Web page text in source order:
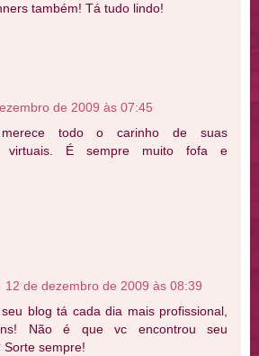
também! Tá tudo lindo!
de 2009 às 07:45
todo o carinho de suas
virtuais. É sempre muito fofa e
12 de dezembro de 2009 às 08:39
blog tá cada dia mais profissional,
Não é que vc encontrou seu
Sorte sempre!